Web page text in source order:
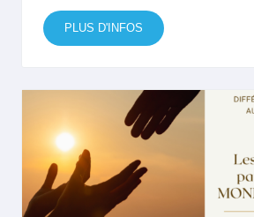
PLUS D'INFOS